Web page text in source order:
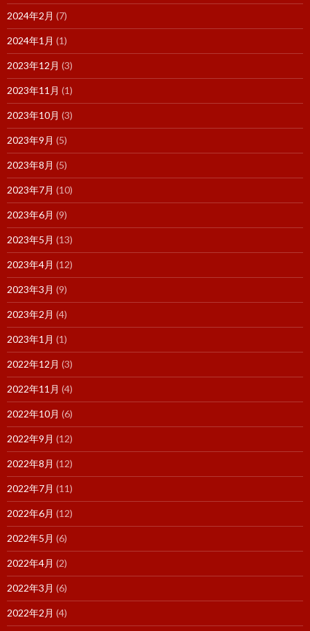
2024年2月 (7)
2024年1月 (1)
2023年12月 (3)
2023年11月 (1)
2023年10月 (3)
2023年9月 (5)
2023年8月 (5)
2023年7月 (10)
2023年6月 (9)
2023年5月 (13)
2023年4月 (12)
2023年3月 (9)
2023年2月 (4)
2023年1月 (1)
2022年12月 (3)
2022年11月 (4)
2022年10月 (6)
2022年9月 (12)
2022年8月 (12)
2022年7月 (11)
2022年6月 (12)
2022年5月 (6)
2022年4月 (2)
2022年3月 (6)
2022年2月 (4)